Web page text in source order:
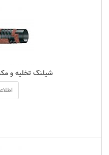
شیلنگ تخلیه و